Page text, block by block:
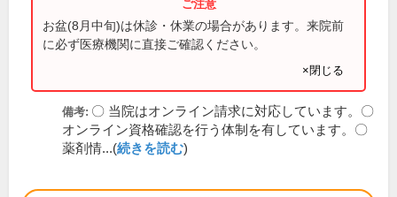
お盆(8月中旬)は休診・休業の場合があります。来院前
に必ず医療機関に直接ご確認ください。
×閉じる
備考: 〇 当院はオンライン請求に対応しています。〇
オンライン資格確認を行う体制を有しています。〇
薬剤情...(続きを読む)